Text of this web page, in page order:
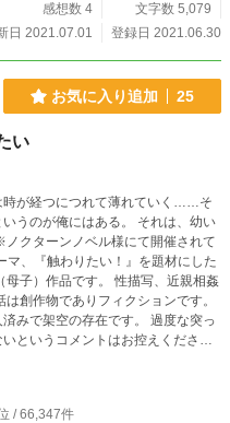
感想数 4
文字数 5,079
日 2021.07.01
登録日 2021.06.30
お気に入り追加 25
い
時が経つにつれて薄れていく……そ
俺にはある。 それは、幼い
マ、『触わりたい！』を題材にした
空の存在です。 過度な突っ
というコメントはお控えくださ
/ 66,347件